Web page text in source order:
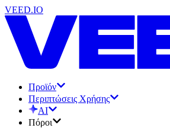
VEED.IO
Προϊόν
Περιπτώσεις Χρήσης
AI
Πόροι